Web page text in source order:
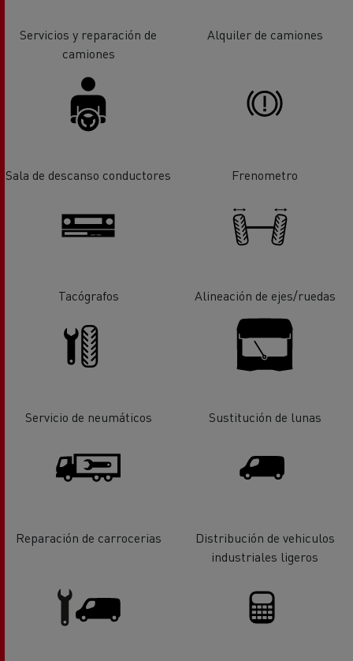
Servicios y reparación de
camiones
Alquiler de camiones
Sala de descanso conductores Frenometro
Tacógrafos Alineación de ejes/ruedas
Servicio de neumáticos Sustitución de lunas
Reparación de carrocerias
Distribución de vehiculos
industriales ligeros